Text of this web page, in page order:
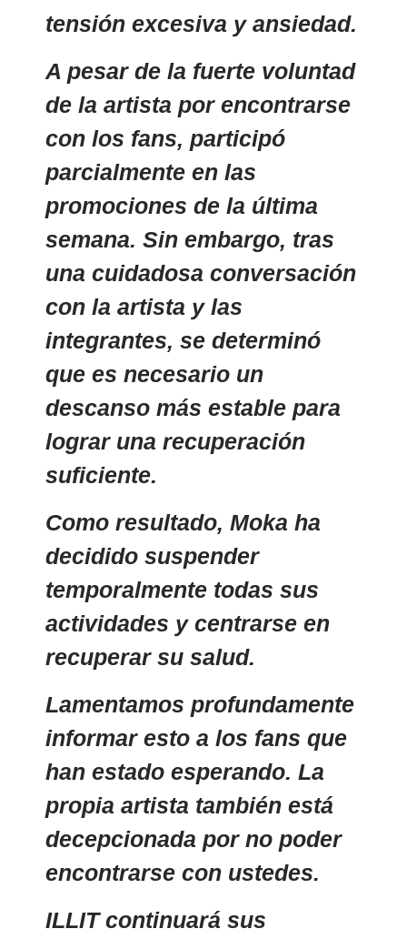
tensión excesiva y ansiedad.
A pesar de la fuerte voluntad
de la artista por encontrarse
con los fans, participó
parcialmente en las
promociones de la última
semana. Sin embargo, tras
una cuidadosa conversación
con la artista y las
integrantes, se determinó
que es necesario un
descanso más estable para
lograr una recuperación
suficiente.
Como resultado, Moka ha
decidido suspender
temporalmente todas sus
actividades y centrarse en
recuperar su salud.
Lamentamos profundamente
informar esto a los fans que
han estado esperando. La
propia artista también está
decepcionada por no poder
encontrarse con ustedes.
ILLIT continuará sus